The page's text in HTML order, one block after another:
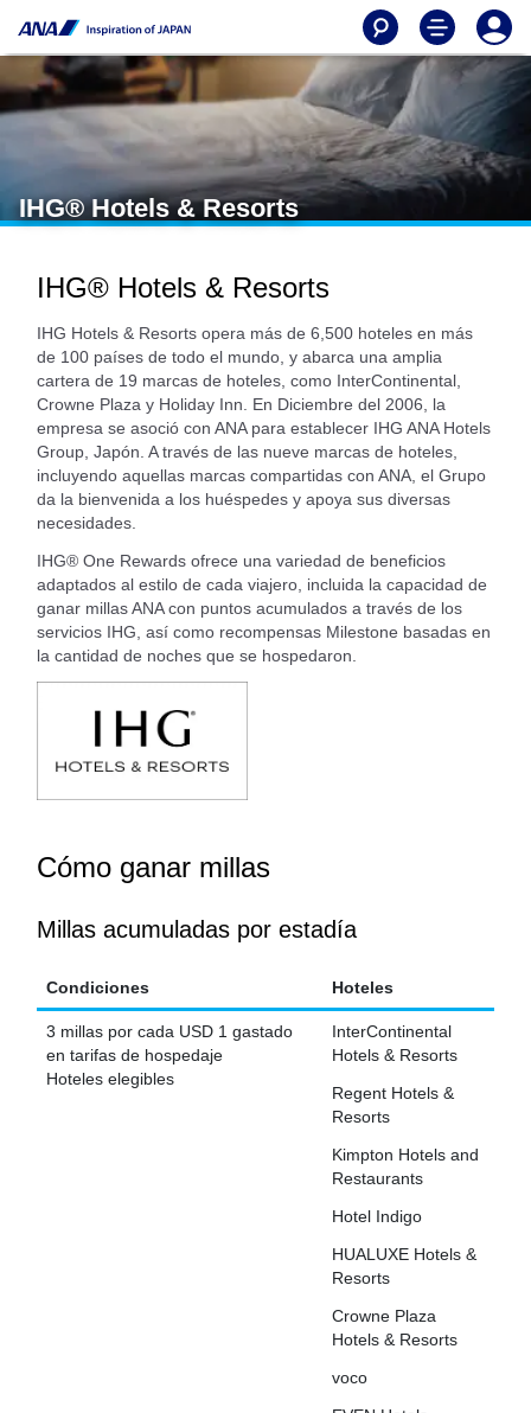
IHG® Hotels & Resorts
IHG® Hotels & Resorts
IHG Hotels & Resorts opera más de 6,500 hoteles en más
de 100 países de todo el mundo, y abarca una amplia
cartera de 19 marcas de hoteles, como InterContinental,
Crowne Plaza y Holiday Inn. En Diciembre del 2006, la
empresa se asoció con ANA para establecer IHG ANA Hotels
Group, Japón. A través de las nueve marcas de hoteles,
incluyendo aquellas marcas compartidas con ANA, el Grupo
da la bienvenida a los huéspedes y apoya sus diversas
necesidades.
IHG® One Rewards ofrece una variedad de beneficios
adaptados al estilo de cada viajero, incluida la capacidad de
ganar millas ANA con puntos acumulados a través de los
servicios IHG, así como recompensas Milestone basadas en
la cantidad de noches que se hospedaron.
Cómo ganar millas
Millas acumuladas por estadía
Condiciones Hoteles
3 millas por cada USD 1 gastado
en tarifas de hospedaje
Hoteles elegibles
InterContinental
Hotels & Resorts
Regent Hotels &
Resorts
Kimpton Hotels and
Restaurants
Hotel Indigo
HUALUXE Hotels &
Resorts
Crowne Plaza
Hotels & Resorts
voco